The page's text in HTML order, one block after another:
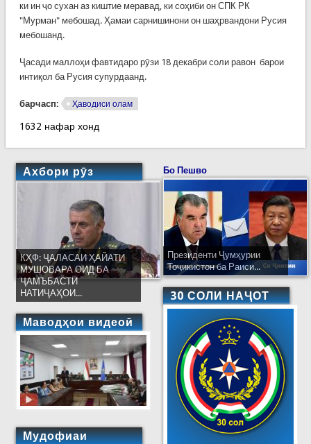
ки ин ҷо сухан аз киштие меравад, ки соҳиби он СПК РК
"Мурман" мебошад. Ҳамаи сарнишинони он шаҳрвандони Русия
мебошанд.
Ҷасади маллоҳи фавтидаро рӯзи 18 декабри соли равон барои
интиқол ба Русия супурдаанд.
барчасп: Ҳаводиси олам
1632 нафар хонд
Ахбори рӯз
КҲФ: ҶАЛАСАИ ҲАЙАТИ
МУШОВАРА ОИД БА
ҶАМЪБАСТИ
НАТИҶАҲОИ...
Маводҳои видеоӣ
Мудофиаи
Бо Пешво
Президенти Ҷумҳурии
Тоҷикистон ба Раиси...
30 СОЛИ НАҶОТ